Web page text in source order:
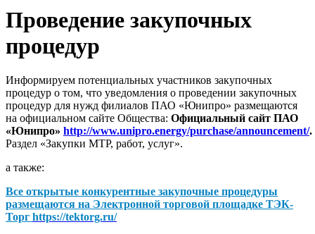
Проведение закупочных
процедур
Информируем потенциальных участников закупочных
процедур о том, что уведомления о проведении закупочных
процедур для нужд филиалов ПАО «Юнипро» размещаются
на официальном сайте Общества: Официальный сайт ПАО
«Юнипро» http://www.unipro.energy/purchase/announcement/.
Раздел «Закупки МТР, работ, услуг».
а также:
Все открытые конкурентные закупочные процедуры
размещаются на Электронной торговой площадке ТЭК-
Торг https://tektorg.ru/